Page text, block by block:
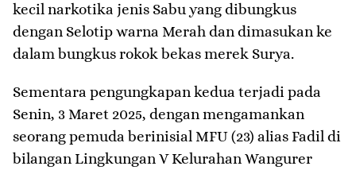
kecil narkotika jenis Sabu yang dibungkus
dengan Selotip warna Merah dan dimasukan ke
dalam bungkus rokok bekas merek Surya.
Sementara pengungkapan kedua terjadi pada
Senin, 3 Maret 2025, dengan mengamankan
seorang pemuda berinisial MFU (23) alias Fadil di
bilangan Lingkungan V Kelurahan Wangurer